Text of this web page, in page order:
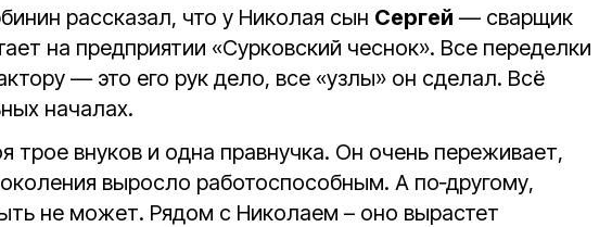
рассказал, что у Николая сын Сергей — сварщик
на предприятии «Сурковский чеснок». Все переделки
— это его рук дело, все «узлы» он сделал. Всё
началах.
трое внуков и одна правнучка. Он очень переживает,
выросло работоспособным. А по‑другому,
не может. Рядом с Николаем – оно вырастет